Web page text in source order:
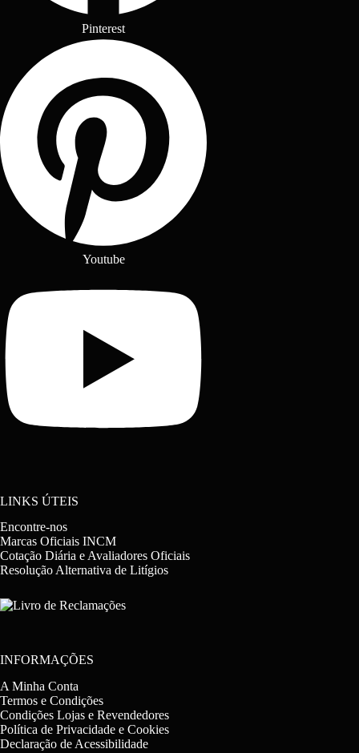
Pinterest
Youtube
LINKS ÚTEIS
Encontre-nos
Marcas Oficiais INCM
Cotação Diária e Avaliadores Oficiais
Resolução Alternativa de Litígios
INFORMAÇÕES
A Minha Conta
Termos e Condições
Condições Lojas e Revendedores
Política de Privacidade e Cookies
Declaração de Acessibilidade